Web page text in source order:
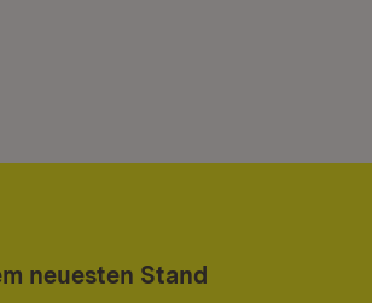
neuesten Stand